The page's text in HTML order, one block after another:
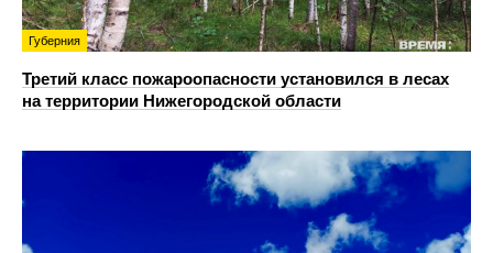
Губерния
Третий класс пожароопасности установился в лесах
на территории Нижегородской области